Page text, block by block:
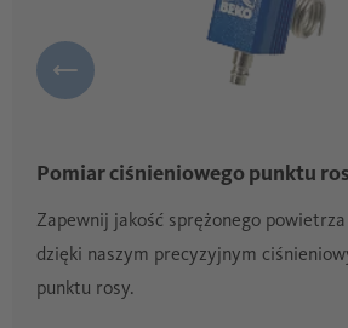
Pomiar ciśnieniowego punktu
Zapewnij jakość sprężonego
dzięki naszym precyzyjnym
punktu rosy.